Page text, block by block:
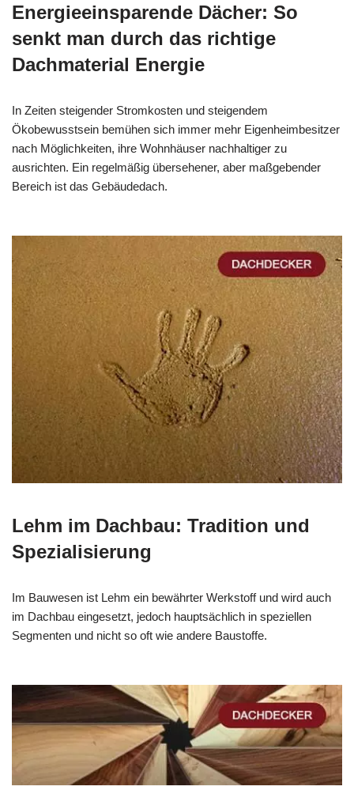
Energieeinsparende Dächer: So
senkt man durch das richtige
Dachmaterial Energie
In Zeiten steigender Stromkosten und steigendem
Ökobewusstsein bemühen sich immer mehr Eigenheimbesitzer
nach Möglichkeiten, ihre Wohnhäuser nachhaltiger zu
ausrichten. Ein regelmäßig übersehener, aber maßgebender
Bereich ist das Gebäudedach.
Lehm im Dachbau: Tradition und
Spezialisierung
Im Bauwesen ist Lehm ein bewährter Werkstoff und wird auch
im Dachbau eingesetzt, jedoch hauptsächlich in speziellen
Segmenten und nicht so oft wie andere Baustoffe.